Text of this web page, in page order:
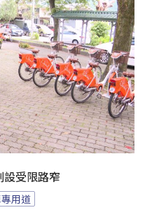
設受限路窄
用道